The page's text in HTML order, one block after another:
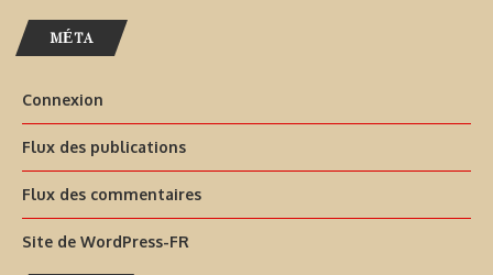
MÉTA
Connexion
Flux des publications
Flux des commentaires
Site de WordPress-FR